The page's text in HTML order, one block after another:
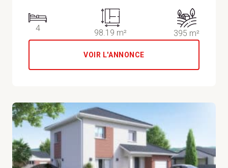
4 98.19 m² 395 m²
VOIR L'ANNONCE